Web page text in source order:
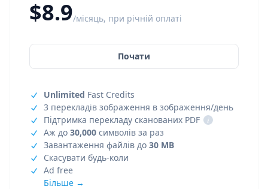
$8.9/місяць, при річній оплаті
Почати
Unlimited Fast Credits
3 перекладів зображення в зображення/день
Підтримка перекладу сканованих PDF
i
Аж до 30,000 символів за раз
Завантаження файлів до 30 MB
Скасувати будь-коли
Ad free
Більше →